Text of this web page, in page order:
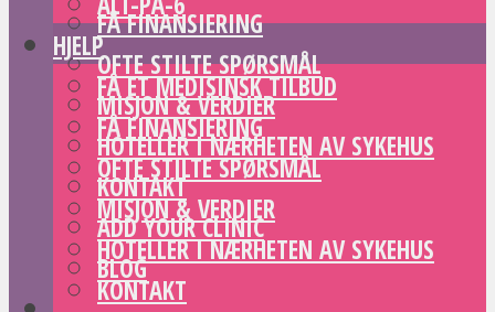
FÅ FINANSIERING
OFTE STILTE SPØRSMÅL
MISJON & VERDIER
HOTELLER I NÆRHETEN AV SYKEHUS
KONTAKT
ADD YOUR CLINIC
BLOG
HJELP
FÅ ET MEDISINSK TILBUD
FÅ FINANSIERING
OFTE STILTE SPØRSMÅL
MISJON & VERDIER
HOTELLER I NÆRHETEN AV SYKEHUS
KONTAKT